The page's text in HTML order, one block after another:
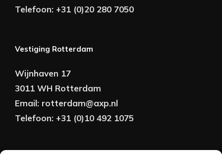
Telefoon: +31 (0)20 280 7050
Vestiging Rotterdam
Wijnhaven 17
3011 WH Rotterdam
Email: rotterdam@axp.nl
Telefoon: +31 (0)10 492 1075